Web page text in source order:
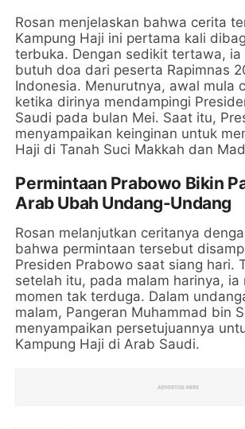
Rosan menjelaskan bahwa cerita
Kampung Haji ini pertama kali
terbuka. Dengan sedikit tertawa, ia
butuh doa dari peserta Rapimnas
Indonesia. Menurutnya, awal mula
ketika dirinya mendampingi
Saudi pada bulan Mei. Saat itu,
menyampaikan keinginan untuk
Haji di Tanah Suci Makkah dan
Permintaan Prabowo Bikin
Arab Ubah Undang-Undang
Rosan melanjutkan ceritanya
bahwa permintaan tersebut
Presiden Prabowo saat siang hari.
setelah itu, pada malam harinya, ia
momen tak terduga. Dalam
malam, Pangeran Muhammad bin
menyampaikan persetujuannya
Kampung Haji di Arab Saudi.